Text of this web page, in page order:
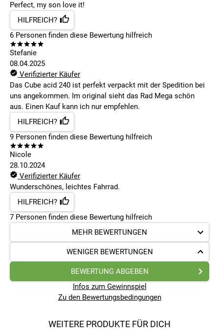
Perfect, my son love it!
HILFREICH?
6 Personen finden diese Bewertung hilfreich
Stefanie
08.04.2025
Verifizierter Käufer
Das Cube acid 240 ist perfekt verpackt mit der Spedition bei
uns angekommen. Im original sieht das Rad Mega schön
aus. Einen Kauf kann ich nur empfehlen.
HILFREICH?
9 Personen finden diese Bewertung hilfreich
Nicole
28.10.2024
Verifizierter Käufer
Wunderschönes, leichtes Fahrrad.
HILFREICH?
7 Personen finden diese Bewertung hilfreich
MEHR BEWERTUNGEN
WENIGER BEWERTUNGEN
BEWERTUNG ABGEBEN
Infos zum Gewinnspiel
Zu den Bewertungsbedingungen
WEITERE PRODUKTE FÜR DICH